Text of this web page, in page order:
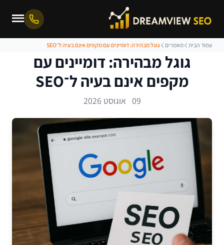
עמוד הבית מאמרים גוגל מבהירה: דומיינים עם מקפים אינם בעיה ל־SEO
גוגל מבהירה: דומיינים עם
מקפים אינם בעיה ל־SEO
09 אוגוסט 2026